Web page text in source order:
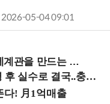
2026-05-04 09:01
계자로.. (8/20 강남역)